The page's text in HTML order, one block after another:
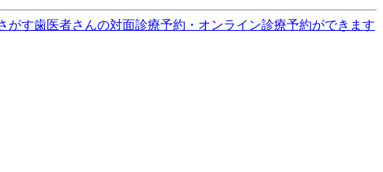
がす歯医者さんの対面診療予約・オンライン診療予約ができます